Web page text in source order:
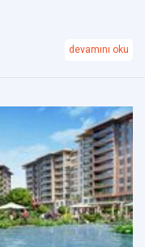
devamını oku